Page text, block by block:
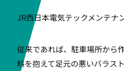
JR西日本電気テックメンテナ
従来であれば、駐車場所から
料を抱えて足元の悪いバラス